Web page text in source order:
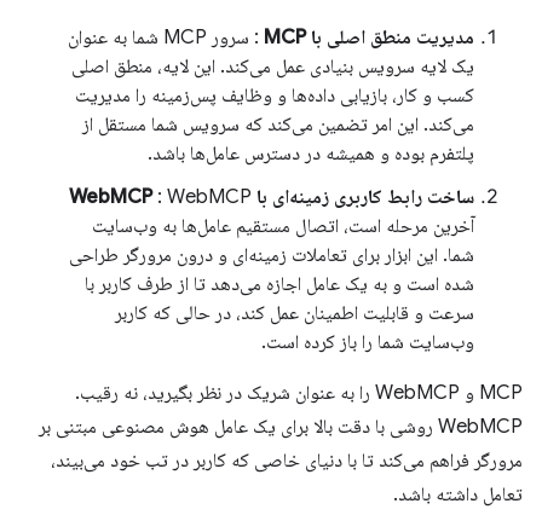
مدیریت منطق اصلی با MCP
: سرور MCP شما به عنوان
یک لایه سرویس بنیادی عمل می‌کند. این لایه، منطق اصلی
کسب و کار، بازیابی داده‌ها و وظایف پس‌زمینه را مدیریت
می‌کند. این امر تضمین می‌کند که سرویس شما مستقل از
پلتفرم بوده و همیشه در دسترس عامل‌ها باشد.
ساخت رابط کاربری زمینه‌ای با WebMCP : WebMCP
آخرین مرحله است، اتصال مستقیم عامل‌ها به وب‌سایت
شما. این ابزار برای تعاملات زمینه‌ای و درون مرورگر طراحی
شده است و به یک عامل اجازه می‌دهد تا از طرف کاربر با
سرعت و قابلیت اطمینان عمل کند، در حالی که کاربر
وب‌سایت شما را باز کرده است.
MCP و WebMCP را به عنوان شریک در نظر بگیرید، نه رقیب.
WebMCP روشی با دقت بالا برای یک عامل هوش مصنوعی مبتنی بر
مرورگر فراهم می‌کند تا با دنیای خاصی که کاربر در تب خود می‌بیند،
تعامل داشته باشد.